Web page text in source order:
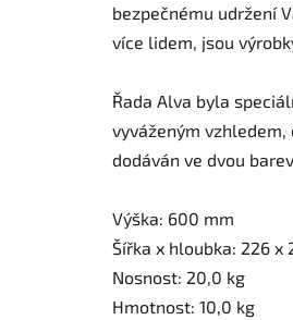
bezpečnému udržení
více lidem, jsou
Řada Alva byla
vyváženým vzhledem,
dodáván ve dvou
Výška: 600 mm
Šířka x hloubka: 226 x
Nosnost: 20,0 kg
Hmotnost: 10,0 kg